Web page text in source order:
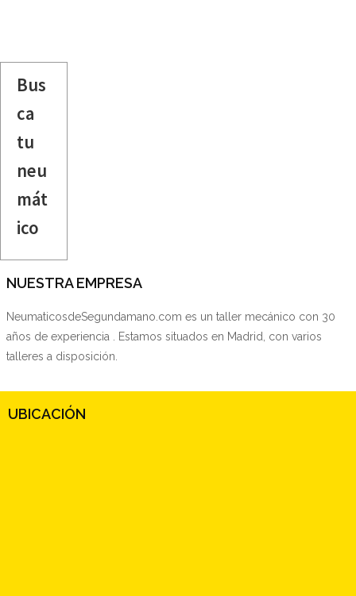
Bus
ca
tu
neu
mát
ico
NUESTRA EMPRESA
NeumaticosdeSegundamano.com es un taller mecánico con 30
años de experiencia . Estamos situados en Madrid, con varios
talleres a disposición.
UBICACIÓN